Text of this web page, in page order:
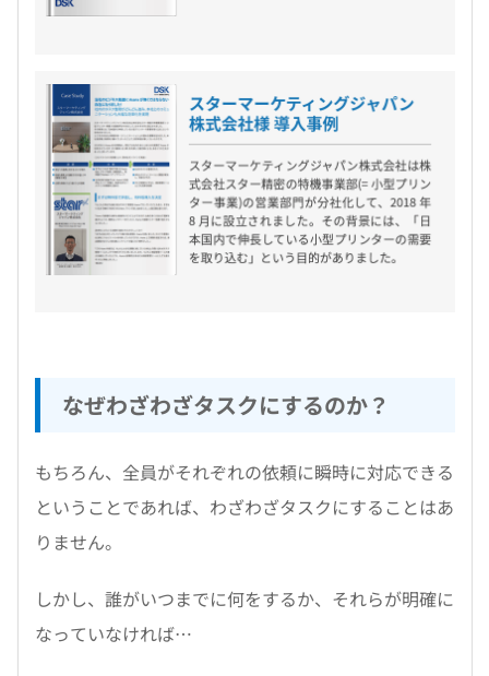
なぜわざわざタスクにするのか？
もちろん、全員がそれぞれの依頼に瞬時に対応できる
ということであれば、わざわざタスクにすることはあ
りません。
しかし、誰がいつまでに何をするか、それらが明確に
なっていなければ…